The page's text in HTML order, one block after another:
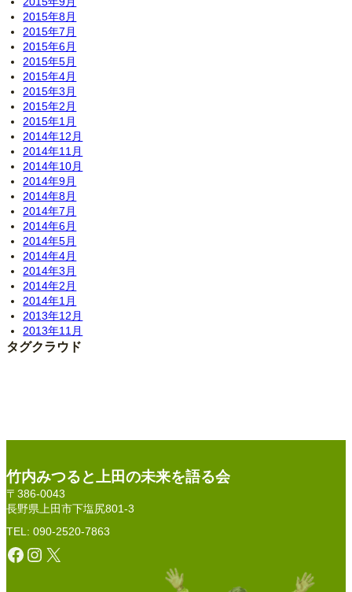
2015年8月
2015年7月
2015年6月
2015年5月
2015年4月
2015年3月
2015年2月
2015年1月
2014年12月
2014年11月
2014年10月
2014年9月
2014年8月
2014年7月
2014年6月
2014年5月
2014年4月
2014年3月
2014年2月
2014年1月
2013年12月
2013年11月
タグクラウド
竹内みつると上田の未来を語る会
〒386-0043
長野県上田市下塩尻801-3
TEL: 090-2520-7863
Facebook Instagram X